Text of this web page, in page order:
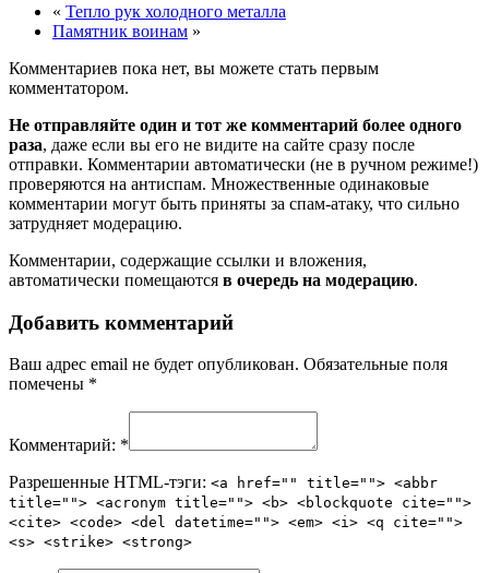
« Тепло рук холодного металла
Памятник воинам »
Комментариев пока нет, вы можете стать первым
комментатором.
Не отправляйте один и тот же комментарий более одного
раза, даже если вы его не видите на сайте сразу после
отправки. Комментарии автоматически (не в ручном режиме!)
проверяются на антиспам. Множественные одинаковые
комментарии могут быть приняты за спам-атаку, что сильно
затрудняет модерацию.
Комментарии, содержащие ссылки и вложения,
автоматически помещаются в очередь на модерацию.
Добавить комментарий
Ваш адрес email не будет опубликован. Обязательные поля
помечены *
Комментарий: *
Разрешенные HTML-тэги: <a href="" title=""> <abbr
title=""> <acronym title=""> <b> <blockquote cite="">
<cite> <code> <del datetime=""> <em> <i> <q cite="">
<s> <strike> <strong>